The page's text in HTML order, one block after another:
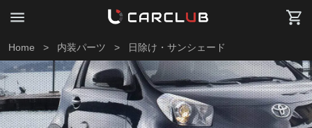
Home > 内装パーツ > 日除け・サンシェード